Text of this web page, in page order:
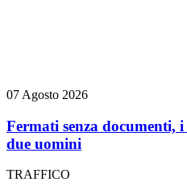
07 Agosto 2026
Fermati senza documenti,
due uomini
TRAFFICO